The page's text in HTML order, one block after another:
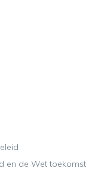
en de Wet toekomst